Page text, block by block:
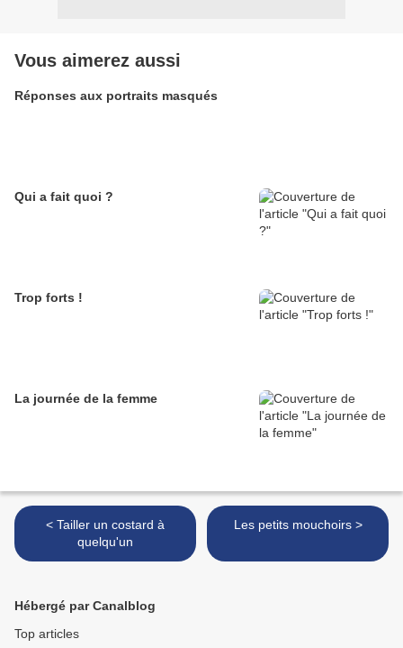
Vous aimerez aussi
Réponses aux portraits masqués
Qui a fait quoi ?
Trop forts !
La journée de la femme
< Tailler un costard à
quelqu'un
Les petits mouchoirs >
Hébergé par Canalblog
Top articles